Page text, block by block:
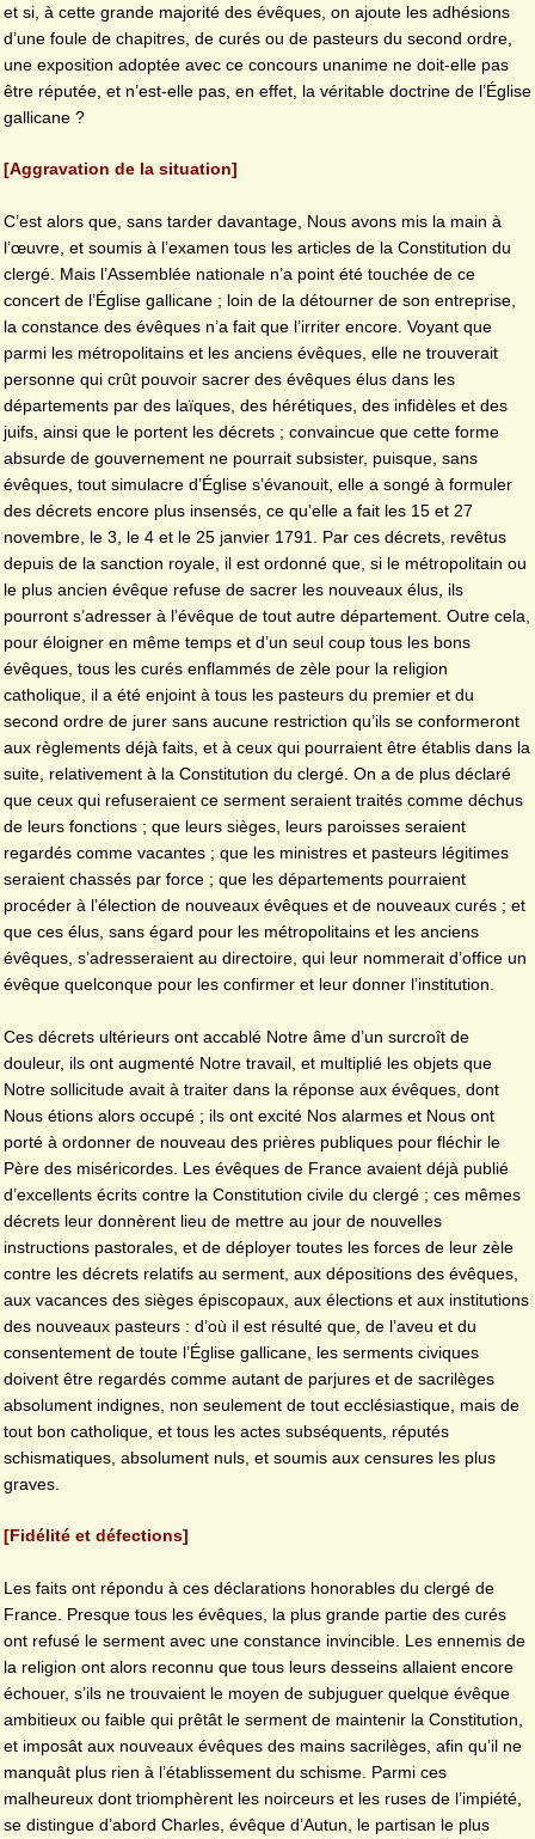
et si, à cette grande majorité des évêques, on ajoute les adhésions
d’une foule de chapitres, de curés ou de pasteurs du second ordre,
une exposition adoptée avec ce concours unanime ne doit-elle pas
être réputée, et n’est-elle pas, en effet, la véritable doctrine de l’Église
gallicane ?
[Aggravation de la situation]
C’est alors que, sans tarder davantage, Nous avons mis la main à
l’œuvre, et soumis à l’examen tous les articles de la Constitution du
clergé. Mais l’Assemblée nationale n’a point été touchée de ce
concert de l’Église gallicane ; loin de la détourner de son entreprise,
la constance des évêques n’a fait que l’irriter encore. Voyant que
parmi les métropolitains et les anciens évêques, elle ne trouverait
personne qui crût pouvoir sacrer des évêques élus dans les
départements par des laïques, des hérétiques, des infidèles et des
juifs, ainsi que le portent les décrets ; convaincue que cette forme
absurde de gouvernement ne pourrait subsister, puisque, sans
évêques, tout simulacre d’Église s’évanouit, elle a songé à formuler
des décrets encore plus insensés, ce qu’elle a fait les 15 et 27
novembre, le 3, le 4 et le 25 janvier 1791. Par ces décrets, revêtus
depuis de la sanction royale, il est ordonné que, si le métropolitain ou
le plus ancien évêque refuse de sacrer les nouveaux élus, ils
pourront s’adresser à l’évêque de tout autre département. Outre cela,
pour éloigner en même temps et d’un seul coup tous les bons
évêques, tous les curés enflammés de zèle pour la religion
catholique, il a été enjoint à tous les pasteurs du premier et du
second ordre de jurer sans aucune restriction qu’ils se conformeront
aux règlements déjà faits, et à ceux qui pourraient être établis dans la
suite, relativement à la Constitution du clergé. On a de plus déclaré
que ceux qui refuseraient ce serment seraient traités comme déchus
de leurs fonctions ; que leurs sièges, leurs paroisses seraient
regardés comme vacantes ; que les ministres et pasteurs légitimes
seraient chassés par force ; que les départements pourraient
procéder à l’élection de nouveaux évêques et de nouveaux curés ; et
que ces élus, sans égard pour les métropolitains et les anciens
évêques, s’adresseraient au directoire, qui leur nommerait d’office un
évêque quelconque pour les confirmer et leur donner l’institution.
Ces décrets ultérieurs ont accablé Notre âme d’un surcroît de
douleur, ils ont augmenté Notre travail, et multiplié les objets que
Notre sollicitude avait à traiter dans la réponse aux évêques, dont
Nous étions alors occupé ; ils ont excité Nos alarmes et Nous ont
porté à ordonner de nouveau des prières publiques pour fléchir le
Père des miséricordes. Les évêques de France avaient déjà publié
d’excellents écrits contre la Constitution civile du clergé ; ces mêmes
décrets leur donnèrent lieu de mettre au jour de nouvelles
instructions pastorales, et de déployer toutes les forces de leur zèle
contre les décrets relatifs au serment, aux dépositions des évêques,
aux vacances des sièges épiscopaux, aux élections et aux institutions
des nouveaux pasteurs : d’où il est résulté que, de l’aveu et du
consentement de toute l’Église gallicane, les serments civiques
doivent être regardés comme autant de parjures et de sacrilèges
absolument indignes, non seulement de tout ecclésiastique, mais de
tout bon catholique, et tous les actes subséquents, réputés
schismatiques, absolument nuls, et soumis aux censures les plus
graves.
[Fidélité et défections]
Les faits ont répondu à ces déclarations honorables du clergé de
France. Presque tous les évêques, la plus grande partie des curés
ont refusé le serment avec une constance invincible. Les ennemis de
la religion ont alors reconnu que tous leurs desseins allaient encore
échouer, s’ils ne trouvaient le moyen de subjuguer quelque évêque
ambitieux ou faible qui prêtât le serment de maintenir la Constitution,
et imposât aux nouveaux évêques des mains sacrilèges, afin qu’il ne
manquât plus rien à l’établissement du schisme. Parmi ces
malheureux dont triomphèrent les noirceurs et les ruses de l’impiété,
se distingue d’abord Charles, évêque d’Autun, le partisan le plus